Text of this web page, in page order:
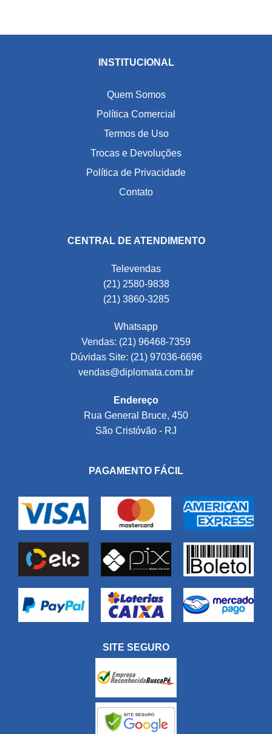
INSTITUCIONAL
Quem Somos
Política Comercial
Termos de Uso
Trocas e Devoluções
Política de Privacidade
Contato
CENTRAL DE ATENDIMENTO
Televendas
(21) 2580-9838
(21) 3860-3285
Whatsapp
Vendas: (21) 96468-7359
Dúvidas Site: (21) 97036-6696
vendas@diplomata.com.br
Endereço
Rua General Bruce, 450
São Cristóvão - RJ
PAGAMENTO FÁCIL
SITE SEGURO